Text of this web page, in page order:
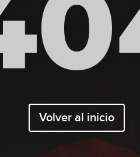
Volver al inicio